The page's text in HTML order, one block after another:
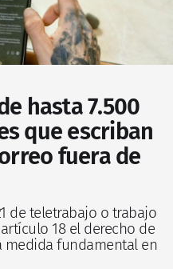
hasta 7.500
que escriban
fuera de
de teletrabajo o trabajo
18 el derecho de
medida fundamental en